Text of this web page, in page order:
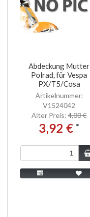
Abdeckung Mutter
Polrad, für Vespa
PX/T5/Cosa
Artikelnummer:
V1524042
Alter Preis: 4,00 €
3,92 € *